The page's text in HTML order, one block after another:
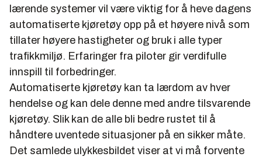
lærende systemer vil være viktig for å heve dagens
automatiserte kjøretøy opp på et høyere nivå som
tillater høyere hastigheter og bruk i alle typer
trafikkmiljø. Erfaringer fra piloter gir verdifulle
innspill til forbedringer.
Automatiserte kjøretøy kan ta lærdom av hver
hendelse og kan dele denne med andre tilsvarende
kjøretøy. Slik kan de alle bli bedre rustet til å
håndtere uventede situasjoner på en sikker måte.
Det samlede ulykkesbildet viser at vi må forvente